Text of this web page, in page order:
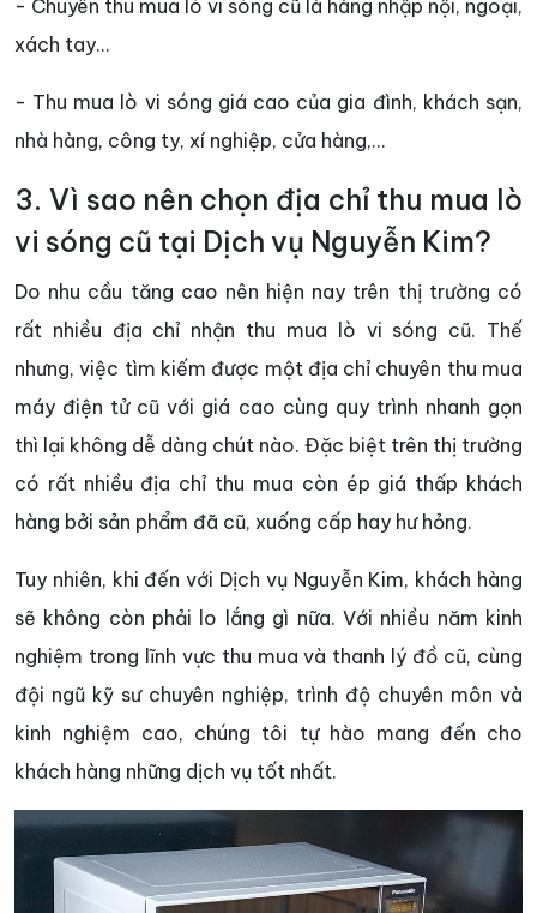
- Chuyên thu mua lò vi sóng cũ là hàng nhập nội, ngoại,
xách tay…
- Thu mua lò vi sóng giá cao của gia đình, khách sạn,
nhà hàng, công ty, xí nghiệp, cửa hàng,...
3. Vì sao nên chọn địa chỉ thu mua lò
vi sóng cũ tại Dịch vụ Nguyễn Kim?
Do nhu cầu tăng cao nên hiện nay trên thị trường có
rất nhiều địa chỉ nhận thu mua lò vi sóng cũ. Thế
nhưng, việc tìm kiếm được một địa chỉ chuyên thu mua
máy điện tử cũ với giá cao cùng quy trình nhanh gọn
thì lại không dễ dàng chút nào. Đặc biệt trên thị trường
có rất nhiều địa chỉ thu mua còn ép giá thấp khách
hàng bởi sản phẩm đã cũ, xuống cấp hay hư hỏng.
Tuy nhiên, khi đến với Dịch vụ Nguyễn Kim, khách hàng
sẽ không còn phải lo lắng gì nữa. Với nhiều năm kinh
nghiệm trong lĩnh vực thu mua và thanh lý đồ cũ, cùng
đội ngũ kỹ sư chuyên nghiệp, trình độ chuyên môn và
kinh nghiệm cao, chúng tôi tự hào mang đến cho
khách hàng những dịch vụ tốt nhất.